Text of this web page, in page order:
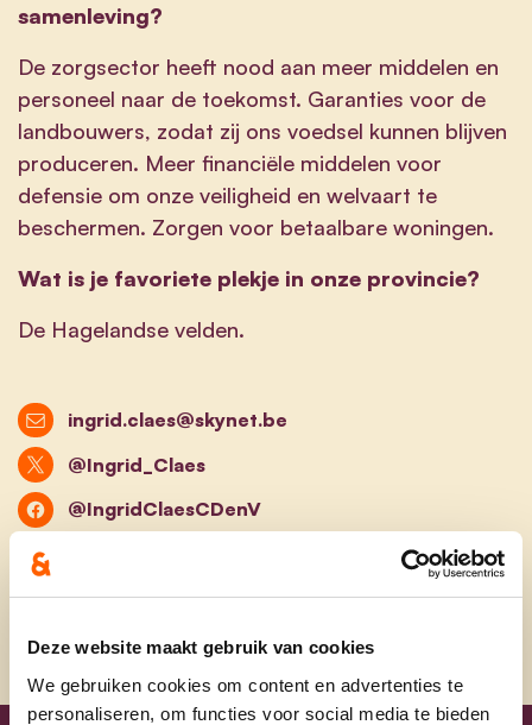
Deze website maakt gebruik van cookies
We gebruiken cookies om content en advertenties te
personaliseren, om functies voor social media te bieden
samenleving?
De zorgsector heeft nood aan meer middelen en
personeel naar de toekomst. Garanties voor de
landbouwers, zodat zij ons voedsel kunnen blijven
produceren. Meer financiële middelen voor
defensie om onze veiligheid en welvaart te
beschermen. Zorgen voor betaalbare woningen.
Wat is je favoriete plekje in onze provincie?
De Hagelandse velden.
ingrid.claes@skynet.be
@Ingrid_Claes
@IngridClaesCDenV